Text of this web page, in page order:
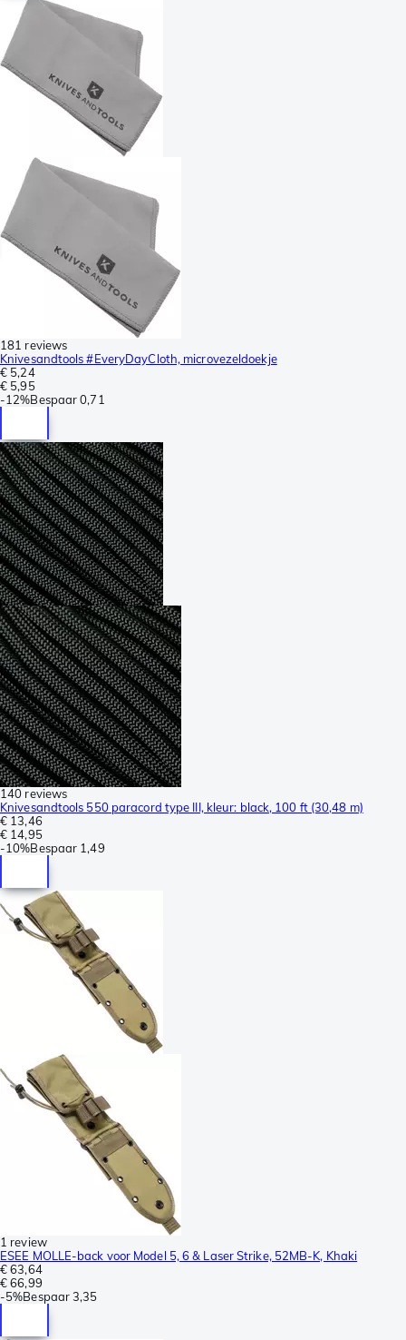
181 reviews
Knivesandtools #EveryDayCloth, microvezeldoekje
€ 5,24
€ 5,95
-12%Bespaar 0,71
140 reviews
Knivesandtools 550 paracord type III, kleur: black, 100 ft (30,48 m)
€ 13,46
€ 14,95
-10%Bespaar 1,49
1 review
ESEE MOLLE-back voor Model 5, 6 & Laser Strike, 52MB-K, Khaki
€ 63,64
€ 66,99
-5%Bespaar3,35